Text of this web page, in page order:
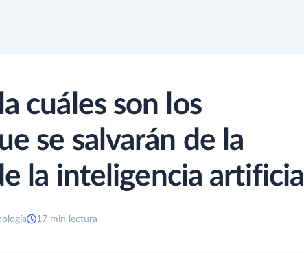
cuáles son los
se salvarán de la
la inteligencia artificial
17 min lectura